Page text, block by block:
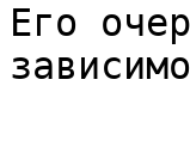
Его